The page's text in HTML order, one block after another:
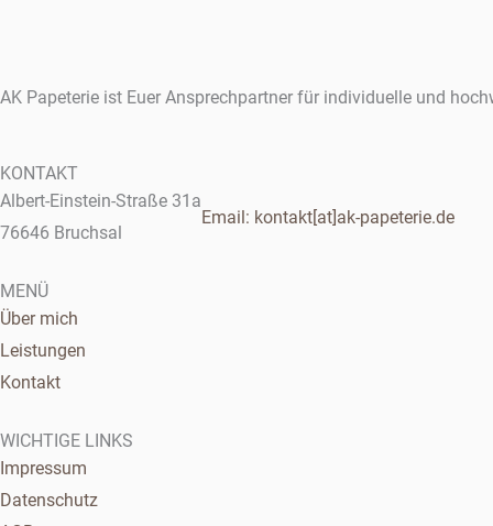
AK Papeterie ist Euer Ansprechpartner für individuelle und
KONTAKT
Albert-Einstein-Straße 31a
76646 Bruchsal
Email: kontakt[at]ak-papeterie.de
MENÜ
Über mich
Leistungen
Kontakt
WICHTIGE LINKS
Impressum
Datenschutz